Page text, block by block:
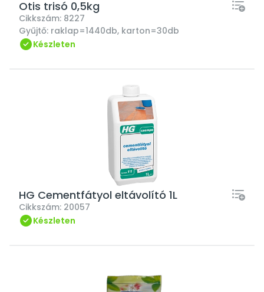
Otis trisó 0,5kg
Cikkszám: 8227
Gyűjtő: raklap=1440db, karton=30db
Készleten
HG Cementfátyol eltávolító 1L
Cikkszám: 20057
Készleten